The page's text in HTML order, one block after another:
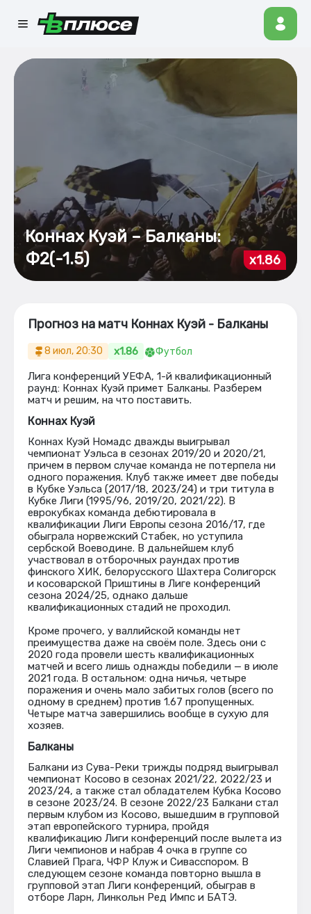
Коннах Куэй – Балканы:
Ф2(-1.5)
x1.86
Прогноз на матч Коннах Куэй - Балканы
8 июл, 20:30 x1.86 Футбол
Лига конференций УЕФА, 1-й квалификационный
раунд: Коннах Куэй примет Балканы. Разберем
матч и решим, на что поставить.
Коннах Куэй
Коннах Куэй Номадс дважды выигрывал
чемпионат Уэльса в сезонах 2019/20 и 2020/21,
причем в первом случае команда не потерпела ни
одного поражения. Клуб также имеет две победы
в Кубке Уэльса (2017/18, 2023/24) и три титула в
Кубке Лиги (1995/96, 2019/20, 2021/22). В
еврокубках команда дебютировала в
квалификации Лиги Европы сезона 2016/17, где
обыграла норвежский Стабек, но уступила
сербской Воеводине. В дальнейшем клуб
участвовал в отборочных раундах против
финского ХИК, белорусского Шахтера Солигорск
и косоварской Приштины в Лиге конференций
сезона 2024/25, однако дальше
квалификационных стадий не проходил.
Кроме прочего, у валлийской команды нет
преимущества даже на своём поле. Здесь они с
2020 года провели шесть квалификационных
матчей и всего лишь однажды победили — в июле
2021 года. В остальном: одна ничья, четыре
поражения и очень мало забитых голов (всего по
одному в среднем) против 1.67 пропущенных.
Четыре матча завершились вообще в сухую для
хозяев.
Балканы
Балкани из Сува-Реки трижды подряд выигрывал
чемпионат Косово в сезонах 2021/22, 2022/23 и
2023/24, а также стал обладателем Кубка Косово
в сезоне 2023/24. В сезоне 2022/23 Балкани стал
первым клубом из Косово, вышедшим в групповой
этап европейского турнира, пройдя
квалификацию Лиги конференций после вылета из
Лиги чемпионов и набрав 4 очка в группе со
Славией Прага, ЧФР Клуж и Сивасспором. В
следующем сезоне команда повторно вышла в
групповой этап Лиги конференций, обыграв в
отборе Ларн, Линкольн Ред Импс и БАТЭ.